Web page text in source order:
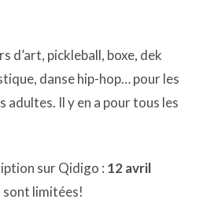
d’art, pickleball, boxe, dek
danse hip-hop… pour les
adultes. Il y en a pour tous les
sur Qidigo : 12 avril
sont limitées!